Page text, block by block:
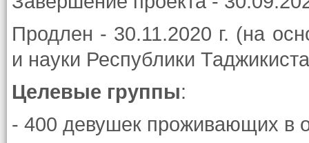
Продлен - 30.11.2020 г. (на
и науки Республики
Целевые группы:
- 400 девушек проживающих